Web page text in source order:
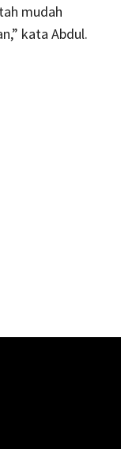
mudah
kata Abdul.